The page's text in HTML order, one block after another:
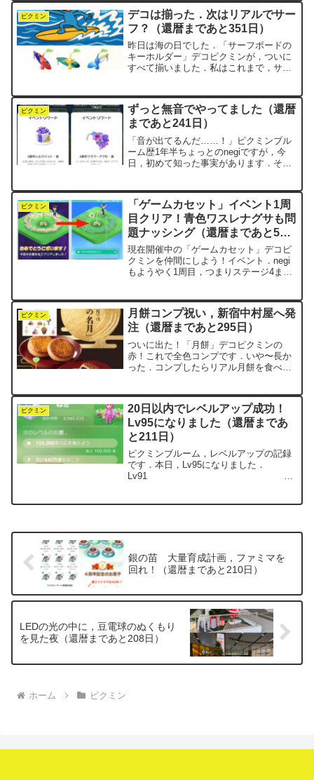
をまとってます．最初はメロンかなと思
ったけど，白玉がのってるか...
ピクミン
デコは揃った．次はリアルでサー
フ？（還暦まであと351日）
昨日は海の日でした．「サーフボードの
キーホルダー」デコピクミンが，ついに
すべて揃いました．私はこれまで，サー
で通ると，湘南の浜辺でサーフィンを楽
しむ人たちの姿が見られま...
ピクミン
ずっと無音でやってました（還暦
まであと241日）
「音が出てるんだ……！」ピクミンブル
ーム歴1年半ちょっとのnegiですが，今
日，初めて知った事実があります．そ
で，全く気づきませんでした．ウォーキ
ング中はたいていAud...
ピクミン
「ゲームカセット」イベント1周
目クリア！青色ワスレナグサも問
題ナッシング（還暦まであと57
日）
現在開催中の「ゲームカセット」デコピ
クミンを仲間にしよう！イベント．negi
もようやく1周目，つまりステージ4まで
な，といったところでしょうか．とはい
え，どこかのステー...
ピクミン
月餅コンプ祝い，新宿中村屋へ発
注（還暦まであと295日）
ついに出た！「月餅」デコピクミンの
赤！これで全色コンプです．いや〜長か
った．コンプしたらリアル月餅を食べよ
毎週のように東京へ車で通っていた頃，
新宿駅東口の紀伊國屋書店に...
ピクミン
20日以内でレベルアップ成功！
Lv95になりました（還暦まであ
と211日）
ピクミンブルーム，レベルアップの記録
です．本日，Lv95になりました．
Lv91
銀の苗 大量育成計画，ファミマを
回れ！（還暦まであと210日）
LEDの光の中に，豆電球のぬくもり
を見た夜（還暦まであと208日）
ホーム ピクミン